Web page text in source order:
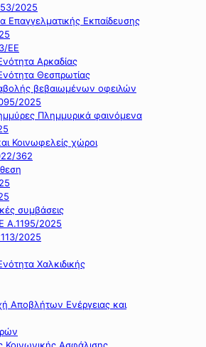
2025
Επαγγελματικής Εκπαίδευσης
ΕΕ
Αρκαδίας
Θεσπρωτίας
βεβαιωμένων οφειλών
2025
Πλημμυρικά φαινόμενα
Κοινωφελείς χώροι
362
συμβάσεις
Α.1195/2025
2025
Χαλκιδικής
Αποβλήτων Ενέργειας και